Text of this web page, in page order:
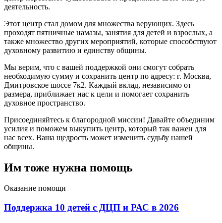
деятельность.
Этот центр стал домом для множества верующих. Здесь
проходят пятничные намазы, занятия для детей и взрослых, а
также множество других мероприятий, которые способствуют
духовному развитию и единству общины.
Мы верим, что с вашей поддержкой они смогут собрать
необходимую сумму и сохранить центр по адресу: г. Москва,
Дмитровское шоссе 7к2. Каждый вклад, независимо от
размера, приближает нас к цели и помогает сохранить
духовное пространство.
Присоединяйтесь к благородной миссии! Давайте объединим
усилия и поможем выкупить центр, который так важен для
нас всех. Ваша щедрость может изменить судьбу нашей
общины.
Им тоже нужна помощь
Оказание помощи
Поддержка 10 детей с ДЦП и РАС в 2026